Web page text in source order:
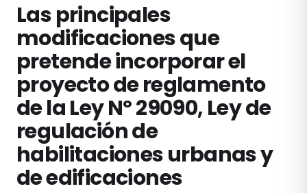
Las principales
modificaciones que
pretende incorporar el
proyecto de reglamento
de la Ley Nº 29090, Ley de
regulación de
habilitaciones urbanas y
de edificaciones